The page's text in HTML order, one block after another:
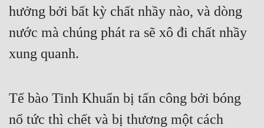
Mỹ Thực
Ngôn Tình
Ngược
hưởng bởi bất kỳ chất nhầy nào, và dòng
nước mà chúng phát ra sẽ xô đi chất nhầy
xung quanh.
Tế bào Tinh Khuẩn bị tấn công bởi bóng
nổ tức thì chết và bị thương một cách